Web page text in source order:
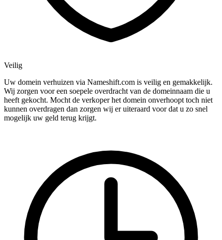
Veilig
Uw domein verhuizen via Nameshift.com is veilig en gemakkelijk.
Wij zorgen voor een soepele overdracht van de domeinnaam die u
heeft gekocht. Mocht de verkoper het domein onverhoopt toch niet
kunnen overdragen dan zorgen wij er uiteraard voor dat u zo snel
mogelijk uw geld terug krijgt.